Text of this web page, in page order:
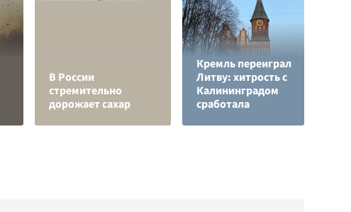
В России
стремительно
дорожает сахар
Кремль переиграл
Литву: хитрость с
Калининградом
сработала